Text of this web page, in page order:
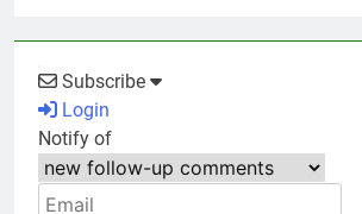
Subscribe
Login
Notify of